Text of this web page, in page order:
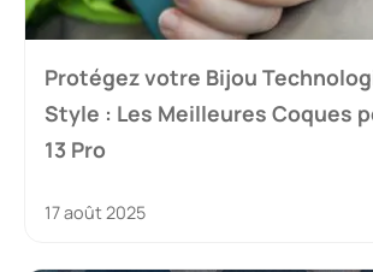
Protégez votre Bijou
Style : Les Meilleures Coques
13 Pro
17 août 2025